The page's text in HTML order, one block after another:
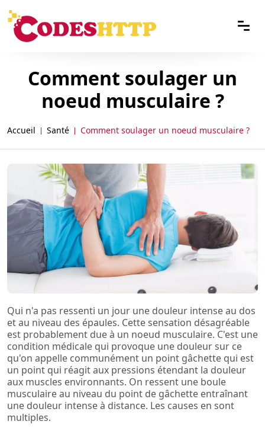
Comment soulager un
noeud musculaire ?
Accueil Santé Comment soulager un noeud musculaire ?
Qui n'a pas ressenti un jour une douleur intense au dos
et au niveau des épaules. Cette sensation désagréable
est probablement due à un noeud musculaire. C'est une
condition médicale qui provoque une douleur sur ce
qu'on appelle communément un point gâchette qui est
un point qui réagit aux pressions étendant la douleur
aux muscles environnants. On ressent une boule
musculaire au niveau du point de gâchette entraînant
une douleur intense à distance. Les causes en sont
multiples.